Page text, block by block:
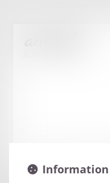
Information